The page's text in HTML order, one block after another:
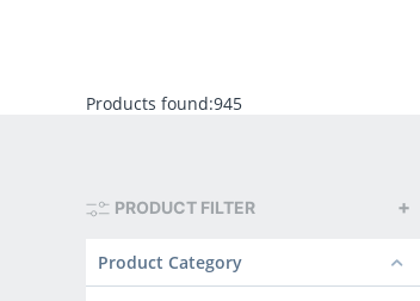
Products found:945
PRODUCT FILTER
Product Category